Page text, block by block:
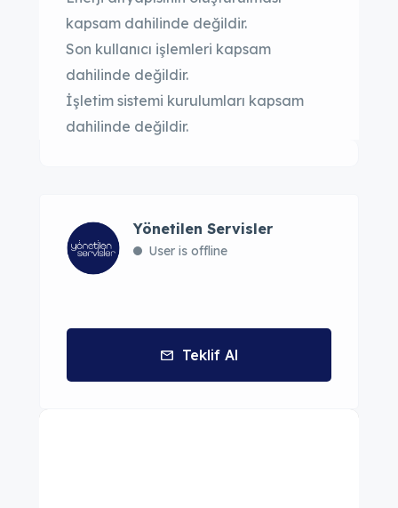
kapsam dahilinde değildir.
Son kullanıcı işlemleri kapsam
dahilinde değildir.
İşletim sistemi kurulumları kapsam
dahilinde değildir.
Yönetilen Servisler
User is offline
Teklif Al